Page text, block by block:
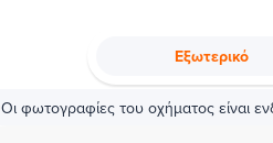
Εξωτερικό
Οι φωτογραφίες του οχήματος είναι